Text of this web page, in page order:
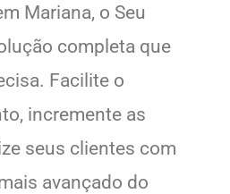
Mariana, o Seu
completa que
Facilite o
incremente as
seus clientes com
avançado do